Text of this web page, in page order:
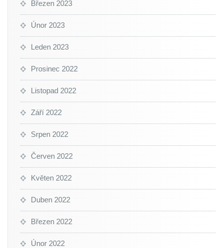
Březen 2023
Únor 2023
Leden 2023
Prosinec 2022
Listopad 2022
Září 2022
Srpen 2022
Červen 2022
Květen 2022
Duben 2022
Březen 2022
Únor 2022